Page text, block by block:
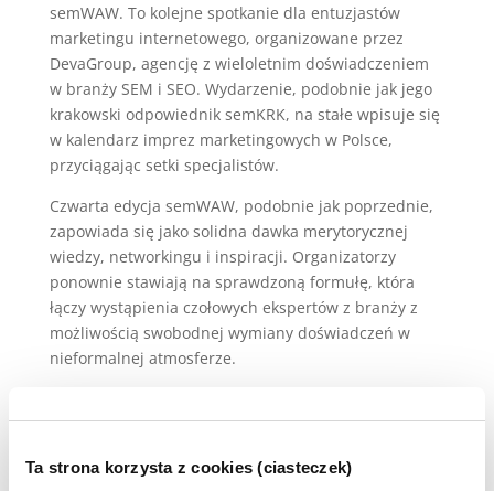
Ta strona korzysta z cookies (ciasteczek)
semWAW. To kolejne spotkanie dla entuzjastów
marketingu internetowego, organizowane przez
DevaGroup, agencję z wieloletnim doświadczeniem
w branży SEM i SEO. Wydarzenie, podobnie jak jego
krakowski odpowiednik semKRK, na stałe wpisuje się
w kalendarz imprez marketingowych w Polsce,
przyciągając setki specjalistów.
Czwarta edycja semWAW, podobnie jak poprzednie,
zapowiada się jako solidna dawka merytorycznej
wiedzy, networkingu i inspiracji. Organizatorzy
ponownie stawiają na sprawdzoną formułę, która
łączy wystąpienia czołowych ekspertów z branży z
możliwością swobodnej wymiany doświadczeń w
nieformalnej atmosferze.
Na scenie semWAW#4 pojawią się znani i cenieni
znaleźli się już: